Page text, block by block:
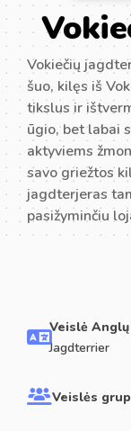
Vokiečių
šuo, kilęs iš
tikslus ir
ūgio, bet labai
aktyviems
savo griežtos
jagdterjeras
pasižyminčiu
Veislė Anglų
Jagdterrier
Veislės